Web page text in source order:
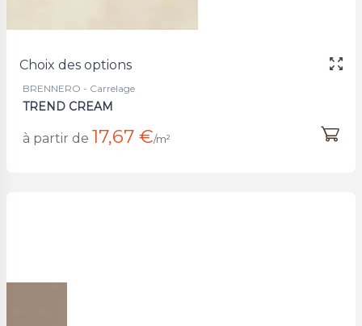
Choix des options
BRENNERO - Carrelage
TREND CREAM
à partir de 17,67 €/m²